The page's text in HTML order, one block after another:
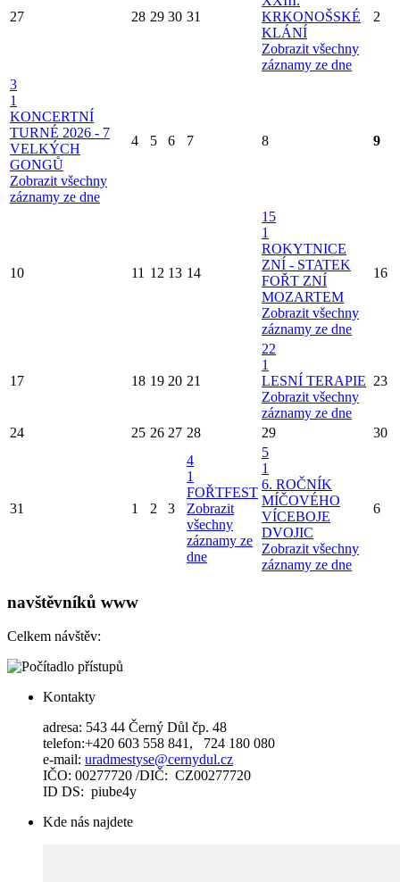
27 28 29 30 31
KRKONOŠSKÉ
KLÁNÍ
Zobrazit všechny
záznamy ze dne
2
3
1
KONCERTNÍ
TURNÉ 2026 - 7
VELKÝCH
GONGŮ
Zobrazit všechny
záznamy ze dne
4 5 6 7 8 9
10 11 12 13 14
15
1
ROKYTNICE
ZNÍ - STATEK
FOŘT ZNÍ
MOZARTEM
Zobrazit všechny
záznamy ze dne
16
17 18 19 20 21
22
1
LESNÍ TERAPIE
Zobrazit všechny
záznamy ze dne
23
24 25 26 27 28 29 30
31 1 2 3
4
1
FOŘTFEST
Zobrazit
všechny
záznamy ze
dne
5
1
6. ROČNÍK
MÍČOVÉHO
VÍCEBOJE
DVOJIC
Zobrazit všechny
záznamy ze dne
6
navštěvníků www
Celkem návštěv:
Kontakty
adresa: 543 44 Černý Důl čp. 48
telefon:+420 603 558 841, 724 180 080
e-mail: uradmestyse@cernydul.cz
IČO: 00277720 /DIČ: CZ00277720
ID DS: piube4y
Kde nás najdete